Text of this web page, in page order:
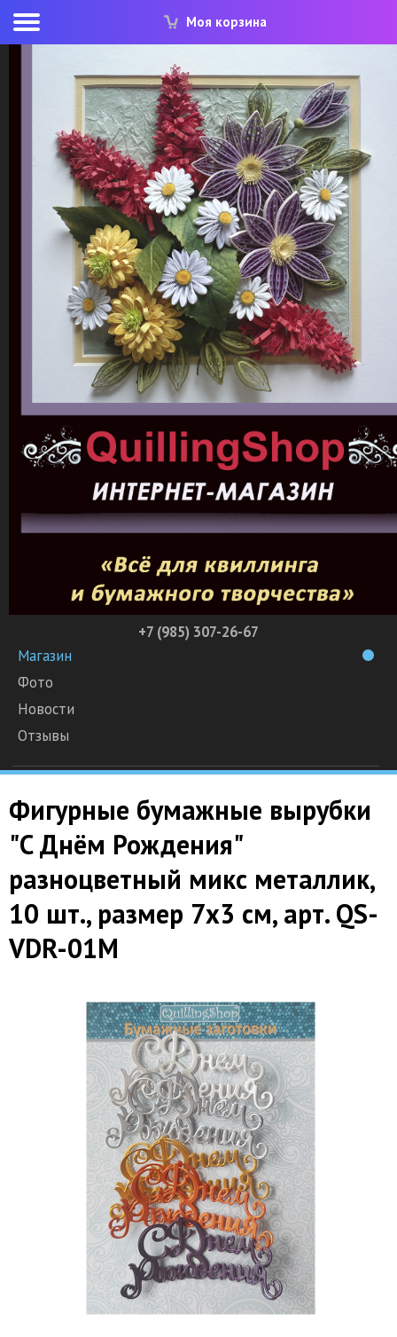
Моя корзина
+7 (985) 307-26-67
Магазин
Фото
Новости
Отзывы
Фигурные бумажные вырубки
"C Днём Рождения"
разноцветный микс металлик,
10 шт., размер 7х3 см, арт. QS-
VDR-01M